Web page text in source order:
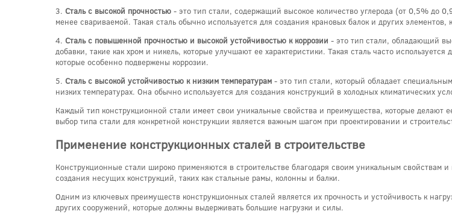
3. Сталь с высокой прочностью - это тип стали, содержащий высокое количество углерода (от 0,5% до
менее свариваемой. Такая сталь обычно используется для создания крановых балок и других
4. Сталь с повышенной прочностью и высокой устойчивостью к коррозии - это тип стали, обладающий
добавки, такие как хром и никель, которые улучшают ее характеристики. Такая сталь часто
которые особенно подвержены коррозии.
5. Сталь с высокой устойчивостью к низким температурам - это тип стали, который обладает
низких температурах. Она обычно используется для создания конструкций в холодных климатических
Каждый тип конструкционной стали имеет свои уникальные свойства и преимущества, которые
выбор типа стали для конкретной конструкции является важным шагом при проектировании и
Применение конструкционных сталей в строительстве
Конструкционные стали широко применяются в строительстве благодаря своим уникальным
создания несущих конструкций, таких как стальные рамы, колонны и балки.
Одним из ключевых преимуществ конструкционных сталей является их прочность и устойчивость к
других сооружений, которые должны выдерживать большие нагрузки и силы.